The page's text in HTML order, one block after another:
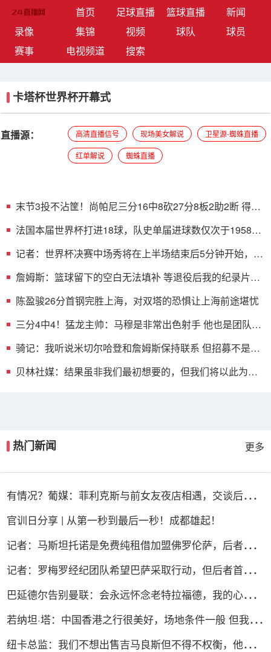
首页(current)足球直播 篮球直播
新闻
录像
集锦 视频 球队
球员
赛事
电视频道 搜索
卡塔杯世界杯开幕式
直播源： 高清直播信号 现场美女解说 卫星源-蜘蛛直播
红单解说 蜘蛛直播
末节3投不沾筐！尚帕尼三分16中8砍27分8板2助2断 得分
法国本届世界杯打进18球，队史单届进球数仅次于1958年
记者：世界杯决赛中场秀将在上半场结束后5分钟开始，时
詹姆斯：篮球留下的空白无法填补 等退役后我的纪录片将
陈盈骏26分首钢完胜上海，对双塔的恐惧让上海前途堪忧
三分4中4！猛龙主帅：马穆是非常出色射手 他也是团队至
骑记：我听说米切尔哈登和詹姆斯保持联系 但招募不是决
贝林社媒：结果虽非我们最初想要的，但我们将以此为基
热门新闻 更多
有情况？葡媒：菲利克斯与前女友夜店相遇，交谈后社媒
官训日分享 | 从第一秒到最后一秒！成都雄起！
记者：马斯坦托诺是免费纯租借加盟佛罗伦萨，后者承担
记者：罗梅罗经纪团队希望巴萨采取行动，但后者首选引
巴延德尔告别曼联：会永远怀念老特拉福德，我的心与你
若纳坦·塔：中国香港之行很美好，场地条件一般 但我们
纽卡总监：我们不想出售吉马良斯但不得不权衡，他明确